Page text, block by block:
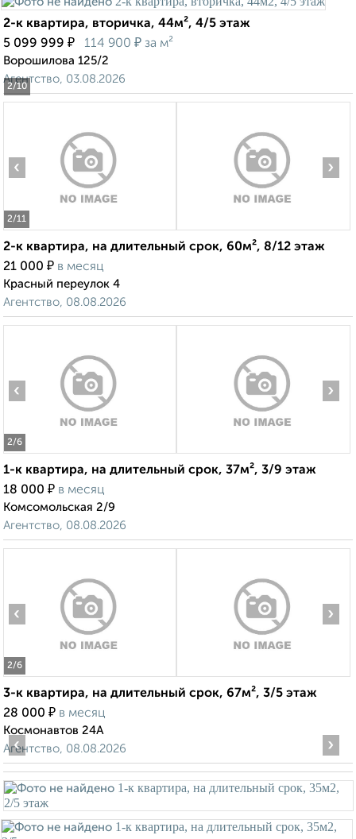
2/10
2-к квартира, вторичка, 44м², 4/5 этаж
5 099 999 ₽ 114 900 ₽ за м²
Ворошилова 125/2
Агентство, 03.08.2026
2/11
‹ ›
2-к квартира, на длительный срок, 60м², 8/12 этаж
21 000 ₽ в месяц
Красный переулок 4
Агентство, 08.08.2026
2/6
‹ ›
1-к квартира, на длительный срок, 37м², 3/9 этаж
18 000 ₽ в месяц
Комсомольская 2/9
Агентство, 08.08.2026
2/6
‹ ›
3-к квартира, на длительный срок, 67м², 3/5 этаж
28 000 ₽ в месяц
Космонавтов 24А
Агентство, 08.08.2026
‹ ›